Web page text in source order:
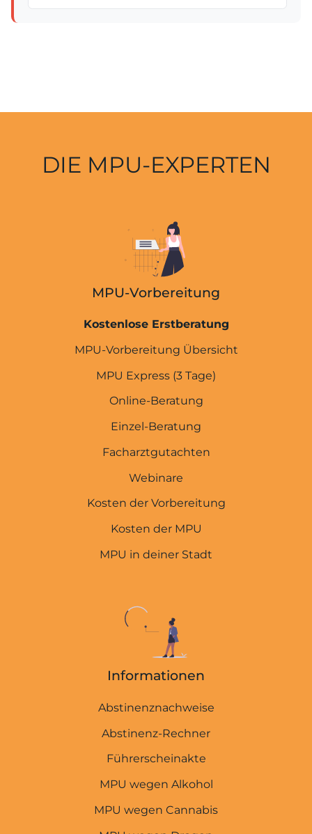
DIE MPU-EXPERTEN
MPU-Vorbereitung
Kostenlose Erstberatung
MPU-Vorbereitung Übersicht
MPU Express (3 Tage)
Online-Beratung
Einzel-Beratung
Facharztgutachten
Webinare
Kosten der Vorbereitung
Kosten der MPU
MPU in deiner Stadt
Informationen
Abstinenznachweise
Abstinenz-Rechner
Führerscheinakte
MPU wegen Alkohol
MPU wegen Cannabis